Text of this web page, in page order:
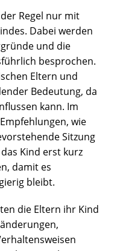
Regel nur mit
Dabei werden
und die
besprochen.
Eltern und
Bedeutung, da
kann. Im
wie
Sitzung
Kind erst kurz
damit es
bleibt.
die Eltern ihr Kind